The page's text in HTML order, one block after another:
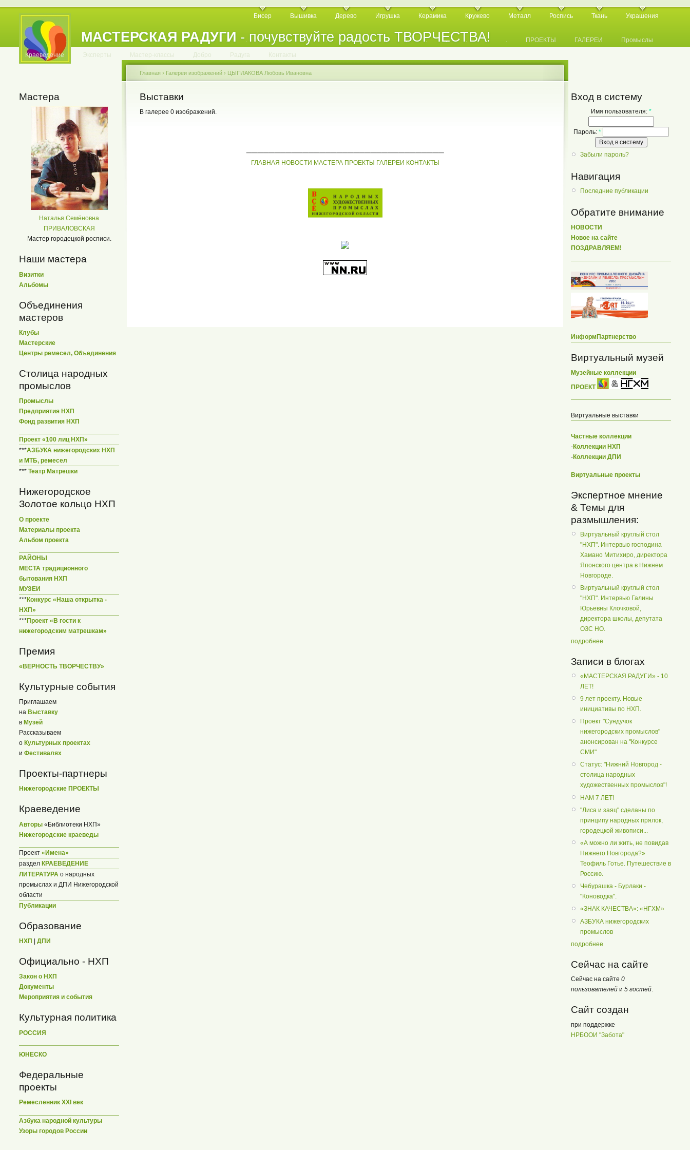
МАСТЕРСКАЯ РАДУГИ - почувствуйте радость ТВОРЧЕСТВА!
Бисер Вышивка Дерево Игрушка Керамика Кружево Металл Роспись Ткань Украшения
. . . . . . . . . . . . . . . . . . . . . . . . . ПРОЕКТЫ ГАЛЕРЕИ Промыслы
Краеведение Эксперты Мастер-классы Добро Радуга Контакты
Мастера
Наталья Семёновна
ПРИВАЛОВСКАЯ
Мастер городецкой росписи.
Наши мастера
Визитки
Альбомы
Объединения
мастеров
Клубы
Мастерские
Центры ремесел, Объединения
Столица народных
промыслов
Промыслы
Предприятия НХП
Фонд развития НХП
Проект «100 лиц НХП»
***АЗБУКА нижегородских НХП
и МТБ, ремесел
*** Театр Матрешки
Нижегородское
Золотое кольцо НХП
О проекте
Материалы проекта
Альбом проекта
РАЙОНЫ
МЕСТА традиционного
бытования НХП
МУЗЕИ
***Конкурс «Наша открытка -
НХП»
***Проект «В гости к
нижегородским матрешкам»
Премия
«ВЕРНОСТЬ ТВОРЧЕСТВУ»
Культурные события
Приглашаем
на Выставку
в Музей
Рассказываем
о Культурных проектах
и Фестивалях
Проекты-партнеры
Нижегородские ПРОЕКТЫ
Краеведение
Авторы «Библиотеки НХП»
Нижегородские краеведы
Проект «Имена»
раздел КРАЕВЕДЕНИЕ
ЛИТЕРАТУРА о народных
промыслах и ДПИ Нижегородской
области
Публикации
Образование
НХП ДПИ
Официально - НХП
Закон о НХП
Документы
Мероприятия и события
Культурная политика
РОССИЯ
ЮНЕСКО
Федеральные
проекты
Ремесленник XXI век
Азбука народной культуры
Узоры городов России
Главная › Галереи изображений › ЦЫПЛАКОВА Любовь Ивановна
Выставки
В галерее 0 изображений.
ГЛАВНАЯ НОВОСТИ МАСТЕРА ПРОЕКТЫ ГАЛЕРЕИ КОНТАКТЫ
Вход в систему
Имя пользователя: *
Пароль: *
Забыли пароль?
Навигация
Последние публикации
Обратите внимание
НОВОСТИ
Новое на сайте
ПОЗДРАВЛЯЕМ!
ИнформПартнерство
Виртуальный музей
Музейные коллекции
ПРОЕКТ
Виртуальные выставки
Частные коллекции
-Коллекции НХП
-Коллекции ДПИ
Виртуальные проекты
Экспертное мнение
& Темы для
размышления:
Виртуальный круглый стол
"НХП". Интервью господина
Хамано Митихиро, директора
Японского центра в Нижнем
Новгороде.
Виртуальный круглый стол
"НХП". Интервью Галины
Юрьевны Клочковой,
директора школы, депутата
ОЗС НО.
подробнее
Записи в блогах
«МАСТЕРСКАЯ РАДУГИ» - 10
ЛЕТ!
9 лет проекту. Новые
инициативы по НХП.
Проект "Сундучок
нижегородских промыслов"
анонсирован на "Конкурсе
СМИ"
Статус: "Нижний Новгород -
столица народных
художественных промыслов"!
НАМ 7 ЛЕТ!
"Лиса и заяц" сделаны по
принципу народных прялок,
городецкой живописи...
«А можно ли жить, не повидав
Нижнего Новгорода?»
Теофиль Готье. Путешествие в
Россию.
Чебурашка - Бурлаки -
"Коноводка".
«ЗНАК КАЧЕСТВА»: «НГХМ»
АЗБУКА нижегородских
промыслов
подробнее
Сейчас на сайте
Сейчас на сайте 0
пользователей и 5 гостей
Сайт создан
при поддержке
НРБООИ "Забота"